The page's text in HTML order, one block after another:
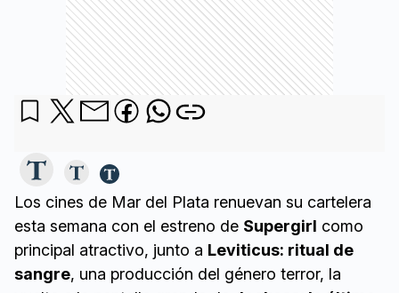
Los cines de Mar del Plata renuevan su cartelera
esta semana con el estreno de Supergirl como
principal atractivo, junto a Leviticus: ritual de
sangre, una producción del género terror, la